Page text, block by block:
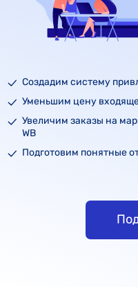
Создадим систему
Уменьшим цену
Увеличим заказы на
WB
Подготовим понятные